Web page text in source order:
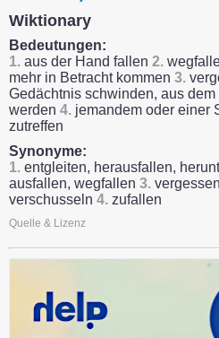
Wiktionary
Bedeutungen:
1. aus der Hand fallen 2.
mehr in Betracht kommen 3.
Gedächtnis schwinden, aus
werden 4. jemandem oder einer
zutreffen
Synonyme:
1. entgleiten, herausfallen,
ausfallen, wegfallen 3.
verschusseln 4. zufallen
Quelle & Lizenz